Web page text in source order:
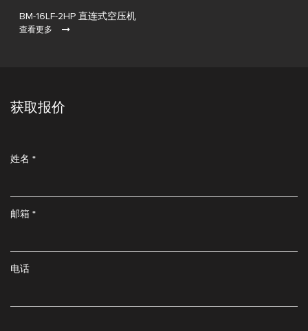
BM-16LF-2HP 直连式空压机
查看更多
获取报价
姓名 *
邮箱 *
电话